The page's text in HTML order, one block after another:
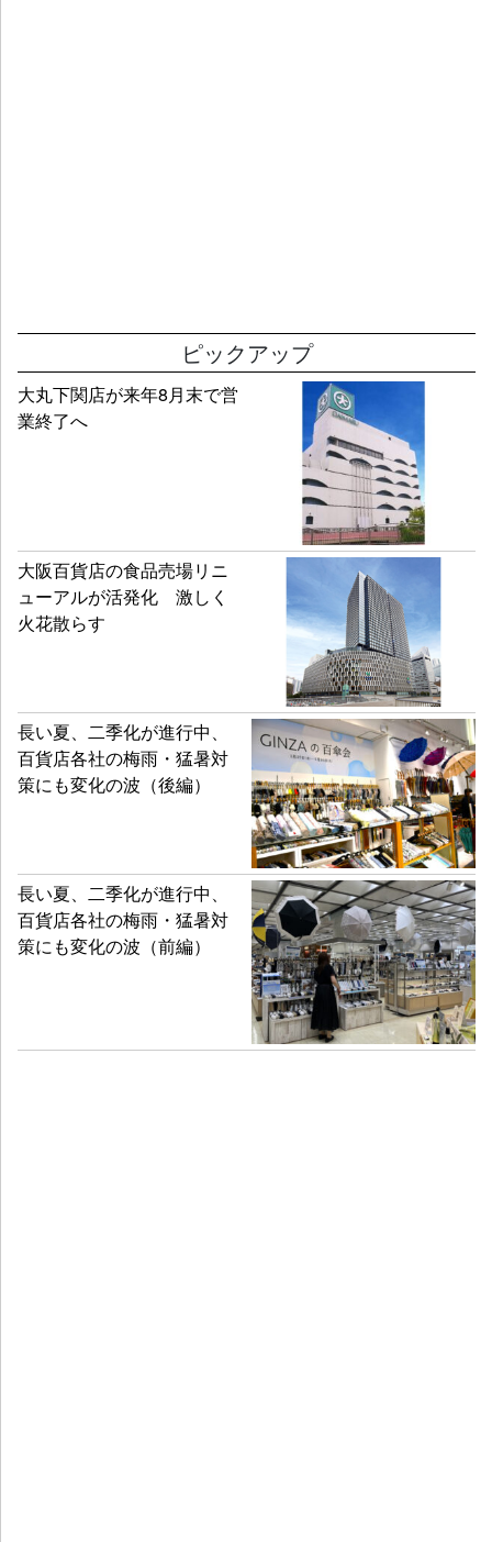
ピックアップ
大丸下関店が来年8月末で営
業終了へ
大阪百貨店の食品売場リニ
ューアルが活発化 激しく
火花散らす
長い夏、二季化が進行中、
百貨店各社の梅雨・猛暑対
策にも変化の波（後編）
長い夏、二季化が進行中、
百貨店各社の梅雨・猛暑対
策にも変化の波（前編）